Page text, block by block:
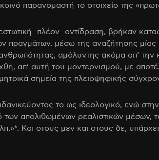
παρανομαστή το στοιχείο της
-πλέον- αντίδραση, βρήκαν
πραγμάτων, μέσω της αναζήτησης
αμόλυντης ακόμα απ’
απ’ αυτή του μοντερνισμού, με
σημεία της πλειοψηφικής
το ως ιδεολογικό, ενώ
απολιθωμένων ρεαλιστικών μέσων,
Και στους μεν και στους δε,